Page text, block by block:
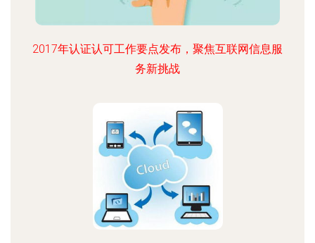
2017年认证认可工作要点发布，聚焦互联网信息服
务新挑战